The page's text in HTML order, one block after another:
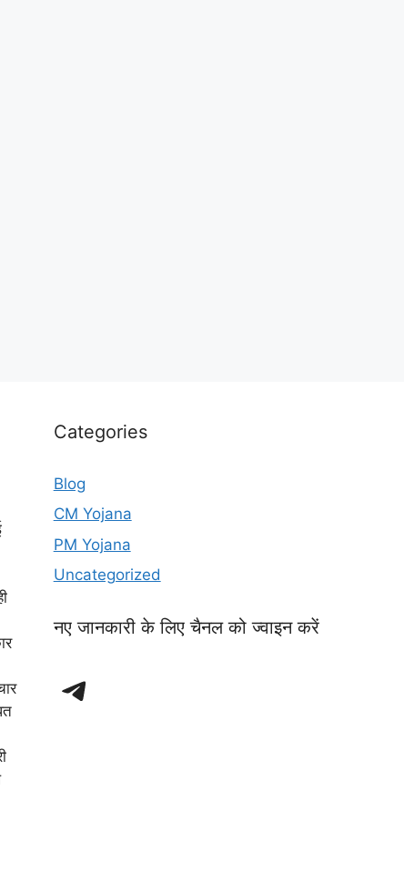
Categories
Blog
CM Yojana
PM Yojana
Uncategorized
नए जानकारी के लिए चैनल को ज्वाइन करें
Telegram